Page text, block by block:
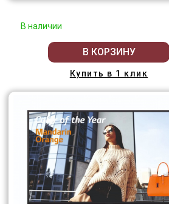
В наличии
В КОРЗИНУ
Купить в 1 клик